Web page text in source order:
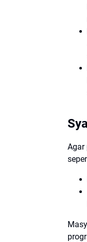
Agar